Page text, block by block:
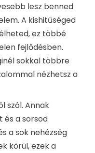
lesz benned
A kishitűséged
ez többé
fejlődésben.
sokkal többre
nézhetsz a
szól. Annak
és a sorsod
a sok nehézség
körül, ezek a